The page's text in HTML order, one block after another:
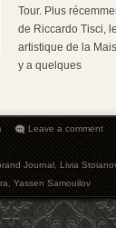
Tour. Plus
de Riccardo Tisci,
artistique de la
y a quelques
Leave a comment
Journal,Livia
,Yassen Samouilov